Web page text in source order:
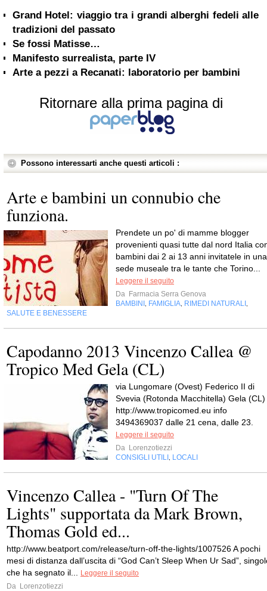
Grand Hotel: viaggio tra i grandi alberghi fedeli alle
tradizioni del passato
Se fossi Matisse…
Manifesto surrealista, parte IV
Arte a pezzi a Recanati: laboratorio per bambini
Ritornare alla prima pagina di
Possono interessarti anche questi articoli :
Arte e bambini un connubio che
funziona.
Prendete un po' di mamme blogger
provenienti quasi tutte dal nord Italia
bambini dai 2 ai 13 anni invitatele in una
sede museale tra le tante che Torino...
Leggere il seguito
Da Farmacia Serra Genova
BAMBINI
FAMIGLIA RIMEDI NATURALI
SALUTE E BENESSERE
Capodanno 2013 Vincenzo Callea @
Tropico Med Gela (CL)
via Lungomare (Ovest) Federico II di
Svevia (Rotonda Macchitella) Gela (CL)
http://www.tropicomed.eu info
3494369037 dalle 21 cena, dalle 23.
Leggere il seguito
Da Lorenzotiezzi
CONSIGLI UTILI
LOCALI
Vincenzo Callea - "Turn Of The
Lights" supportata da Mark Brown,
Thomas Gold ed...
http://www.beatport.com/release/turn-off-the-lights/1007526 A pochi
mesi di distanza dall’uscita di “God Can’t Sleep When Ur Sad”,
che ha segnato il...
Leggere il seguito
Da Lorenzotiezzi